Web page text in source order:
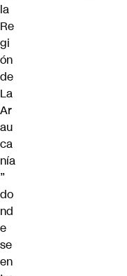
la
Re
gi
ón
de
La
Ar
au
ca
nía
”
do
nd
e
se
en